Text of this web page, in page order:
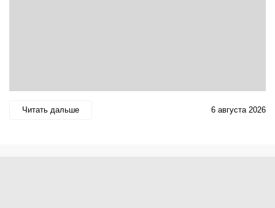
Читать дальше 6 августа 2026